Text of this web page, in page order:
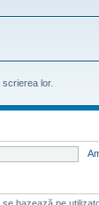
lor.
bazează pe